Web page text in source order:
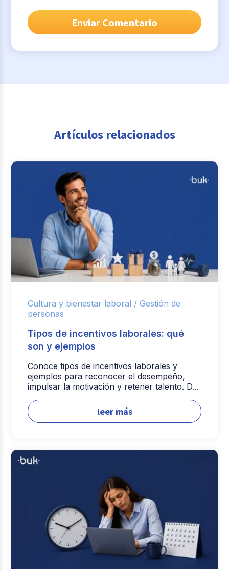
Artículos relacionados
Cultura y bienestar laboral / Gestión de
personas
Tipos de incentivos laborales: qué
son y ejemplos
Conoce tipos de incentivos laborales y
ejemplos para reconocer el desempeño,
impulsar la motivación y retener talento. D...
leer más